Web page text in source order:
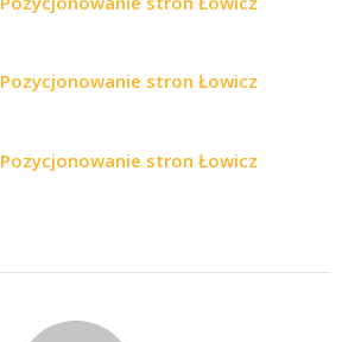
Pozycjonowanie stron Łowicz
Pozycjonowanie stron Łowicz